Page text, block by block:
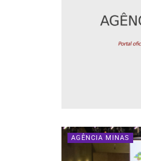
AGÊNCIA MINAS